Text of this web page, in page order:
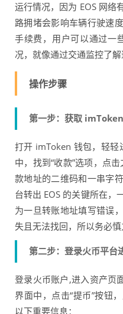
运行情况，因为 EOS 网络
路拥堵会影响车辆行驶速
手续费，用户可以通过一
况，就像通过交通监控了
操作步骤
第一步：获取
打开 imToken 钱包，轻轻
中，找到“收款”选项，点
款地址的二维码和一串字
台转出 EOS 的关键所在，
为一旦转账地址填写错误
失且无法找回，所以务必慎
第二步：登录火币平台
登录火币账户,进入资产页
界面中，点击“提币”按钮
以下重要信息：